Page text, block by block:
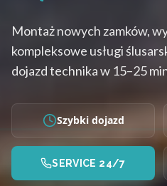
Montaż nowych zamków,
kompleksowe usługi
dojazd technika w 15–25
Szybki dojazd
SERVICE 24/7